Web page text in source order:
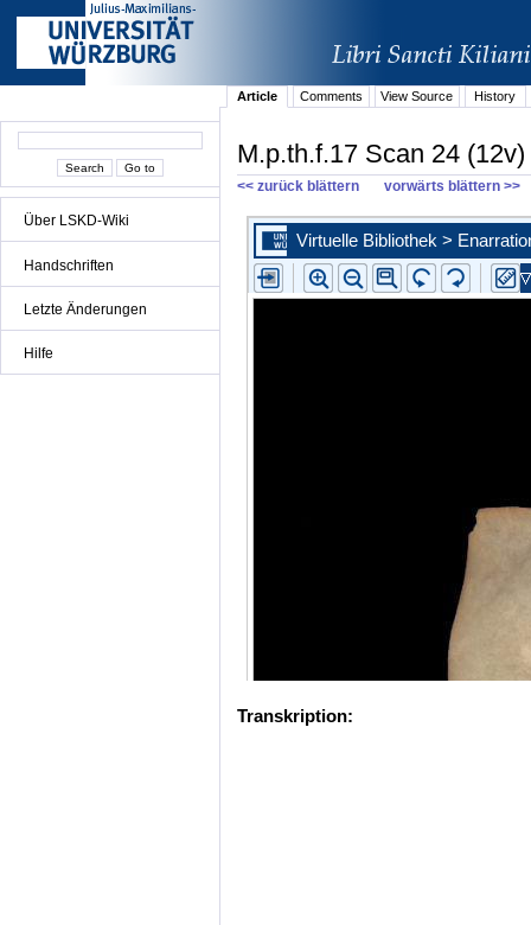
Über LSKD-Wiki
Handschriften
Letzte Änderungen
Hilfe
Article Comments View Source History
M.p.th.f.17 Scan 24 (12v)
<< zurück blättern vorwärts blättern >>
Transkription: